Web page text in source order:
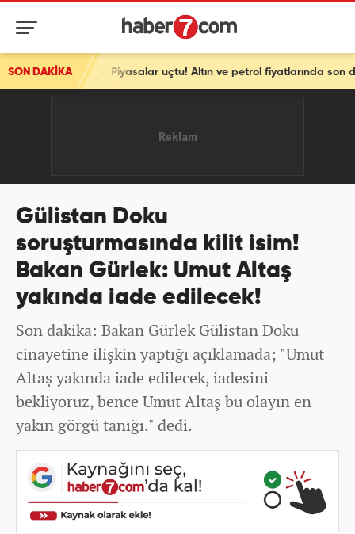
SON DAKİKA Son dakika: Piyasalar uçtu! Altın ve petrol fiyatlarında son durum! 7 haftanın zirvesinde!
Gülistan Doku
soruşturmasında kilit isim!
Bakan Gürlek: Umut Altaş
yakında iade edilecek!
Son dakika: Bakan Gürlek Gülistan Doku
cinayetine ilişkin yaptığı açıklamada; "Umut
Altaş yakında iade edilecek, iadesini
bekliyoruz, bence Umut Altaş bu olayın en
yakın görgü tanığı." dedi.